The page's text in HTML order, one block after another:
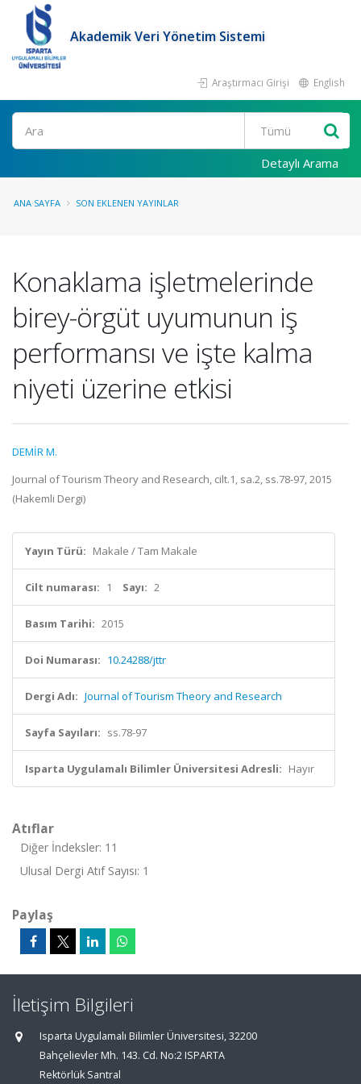
Akademik Veri Yönetim Sistemi
Araştırmacı Girişi English
Ara
Detaylı Arama
ANA SAYFA SON EKLENEN YAYINLAR
Konaklama işletmelerinde
birey-örgüt uyumunun iş
performansı ve işte kalma
niyeti üzerine etkisi
DEMİR M.
Journal of Tourism Theory and Research, cilt.1, sa.2, ss.78-97, 2015
(Hakemli Dergi)
Yayın Türü: Makale / Tam Makale
Cilt numarası: 1 Sayı: 2
Basım Tarihi: 2015
Doi Numarası: 10.24288/jttr
Dergi Adı: Journal of Tourism Theory and Research
Sayfa Sayıları: ss.78-97
Isparta Uygulamalı Bilimler Üniversitesi Adresli: Hayır
Atıflar
Diğer İndeksler: 11
Ulusal Dergi Atıf Sayısı: 1
Paylaş
İletişim Bilgileri
Isparta Uygulamalı Bilimler Üniversitesi, 32200
Bahçelievler Mh. 143. Cd. No:2 ISPARTA
Rektörlük Santral